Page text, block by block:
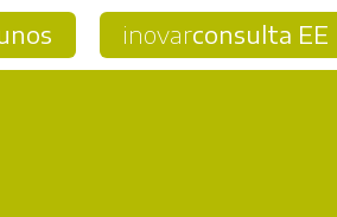
inovarconsulta EE